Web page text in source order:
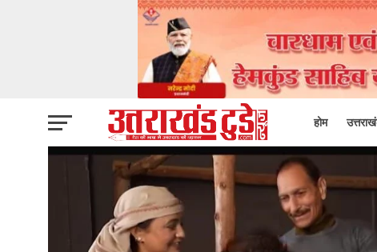
होम